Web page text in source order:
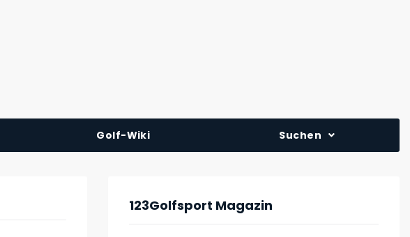
Golf-Wiki Suchen
123Golfsport Magazin